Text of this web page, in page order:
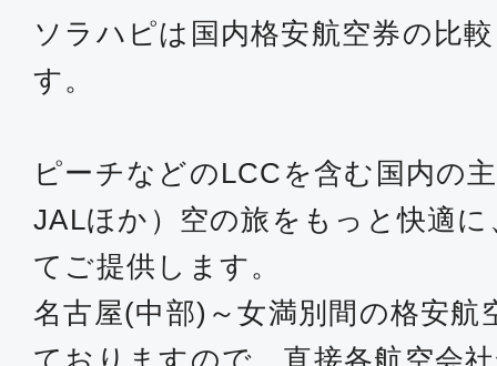
ソラハピは国内格安航空券の比
す。
ピーチなどのLCCを含む国内の
JALほか）空の旅をもっと快適
てご提供します。
名古屋(中部)～女満別間の格安航
ておりますので、直接各航空会